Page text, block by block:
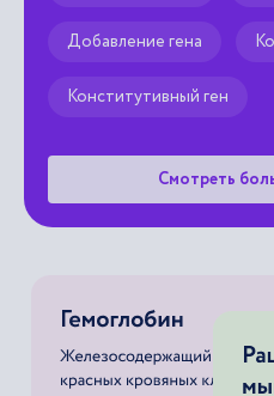
Добавление гена
Конститутивный ген
Смотреть